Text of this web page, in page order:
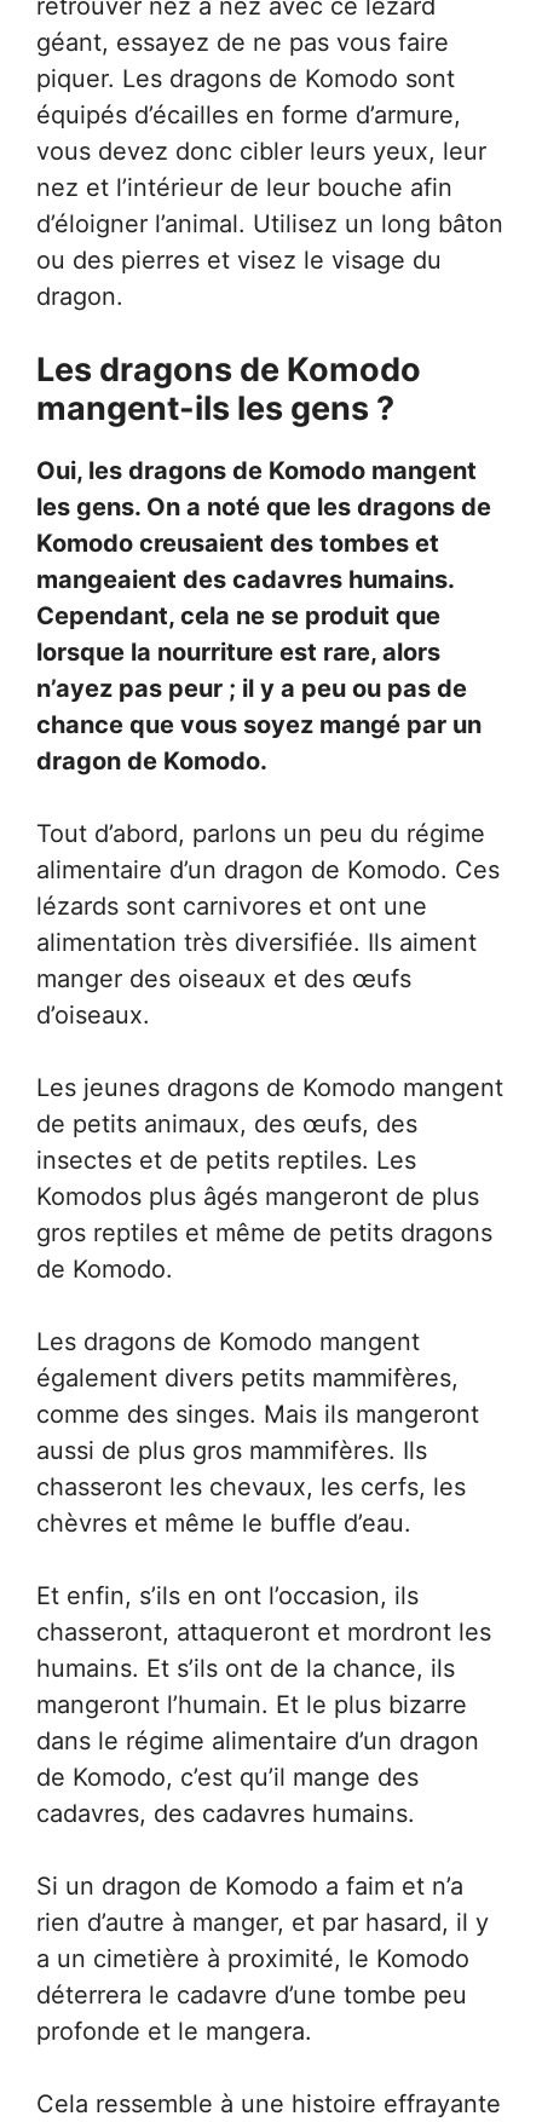
retrouver nez à nez avec ce lézard
géant, essayez de ne pas vous faire
piquer. Les dragons de Komodo sont
équipés d’écailles en forme d’armure,
vous devez donc cibler leurs yeux, leur
nez et l’intérieur de leur bouche afin
d’éloigner l’animal. Utilisez un long bâton
ou des pierres et visez le visage du
dragon.
Les dragons de Komodo
mangent-ils les gens ?
Oui, les dragons de Komodo mangent
les gens. On a noté que les dragons de
Komodo creusaient des tombes et
mangeaient des cadavres humains.
Cependant, cela ne se produit que
lorsque la nourriture est rare, alors
n’ayez pas peur ; il y a peu ou pas de
chance que vous soyez mangé par un
dragon de Komodo.
Tout d’abord, parlons un peu du régime
alimentaire d’un dragon de Komodo. Ces
lézards sont carnivores et ont une
alimentation très diversifiée. Ils aiment
manger des oiseaux et des œufs
d’oiseaux.
Les jeunes dragons de Komodo mangent
de petits animaux, des œufs, des
insectes et de petits reptiles. Les
Komodos plus âgés mangeront de plus
gros reptiles et même de petits dragons
de Komodo.
Les dragons de Komodo mangent
également divers petits mammifères,
comme des singes. Mais ils mangeront
aussi de plus gros mammifères. Ils
chasseront les chevaux, les cerfs, les
chèvres et même le buffle d’eau.
Et enfin, s’ils en ont l’occasion, ils
chasseront, attaqueront et mordront les
humains. Et s’ils ont de la chance, ils
mangeront l’humain. Et le plus bizarre
dans le régime alimentaire d’un dragon
de Komodo, c’est qu’il mange des
cadavres, des cadavres humains.
Si un dragon de Komodo a faim et n’a
rien d’autre à manger, et par hasard, il y
a un cimetière à proximité, le Komodo
déterrera le cadavre d’une tombe peu
profonde et le mangera.
Cela ressemble à une histoire effrayante